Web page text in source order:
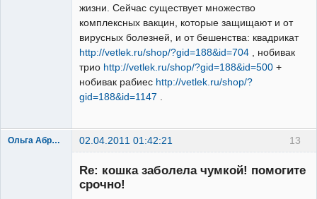
жизни. Сейчас существует множество
комплексных вакцин, которые защищают и от
вирусных болезней, и от бешенства: квадрикат
http://vetlek.ru/shop/?gid=188&id=704 , нобивак
трио http://vetlek.ru/shop/?gid=188&id=500 +
нобивак рабиес http://vetlek.ru/shop/?
gid=188&id=1147 .
13
Ольга Абрамова 02.04.2011 01:42:21
Re: кошка заболела чумкой! помогите
срочно!